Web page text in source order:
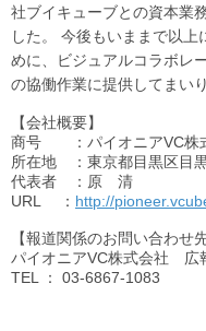
社ブイキューブとの資本業
した。 今後もいままで以
めに、ビジュアルコラボレ
の協働作業に提供してまいり
【会社概要】
商号 ：パイオニアVC株式
所在地 ：東京都目黒区目
代表者 ：原 清
URL
： http://
【報道関係のお問い合わせ先
パイオニアVC株式会社 広
TEL
： 03-6867-1083